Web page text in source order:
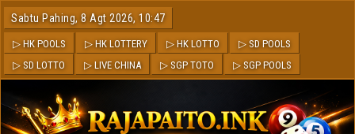
Sabtu Pahing, 8 Agt 2026, 10:47
▷ HK POOLS ▷ HK LOTTERY ▷ HK LOTTO
▷ SD POOLS
▷ SD LOTTO
▷ LIVE CHINA ▷ SGP TOTO ▷ SGP POOLS